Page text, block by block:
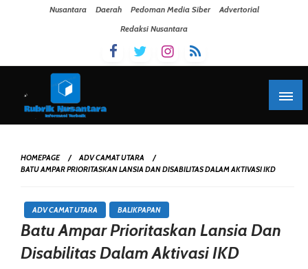
Nusantara Daerah Pedoman Media Siber
Advertorial
Redaksi Nusantara
HOMEPAGE
ADV CAMAT UTARA
BATU AMPAR PRIORITASKAN LANSIA DAN DISABILITAS DALAM AKTIVASI IKD
ADV CAMAT UTARA BALIKPAPAN
Batu Ampar Prioritaskan Lansia Dan
Disabilitas Dalam Aktivasi IKD